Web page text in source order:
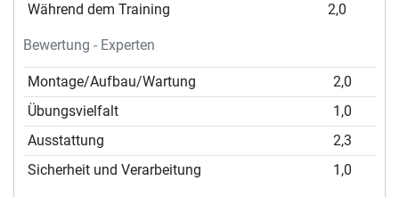
Während dem Training
2,0
Bewertung - Experten
Montage/Aufbau/Wartung
2,0
Übungsvielfalt
1,0
Ausstattung
2,3
Sicherheit und Verarbeitung
1,0